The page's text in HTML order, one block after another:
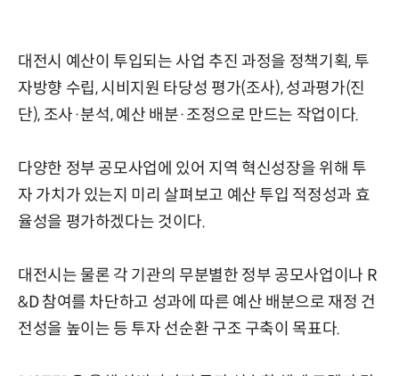
대전시 예산이 투입되는 사업 추진 과정을 정책기획, 투
자방향 수립, 시비지원 타당성 평가(조사), 성과평가(진
단), 조사·분석, 예산 배분·조정으로 만드는 작업이다.
다양한 정부 공모사업에 있어 지역 혁신성장을 위해 투
자 가치가 있는지 미리 살펴보고 예산 투입 적정성과 효
율성을 평가하겠다는 것이다.
대전시는 물론 각 기관의 무분별한 정부 공모사업이나 R
&D 참여를 차단하고 성과에 따른 예산 배분으로 재정 건
전성을 높이는 등 투자 선순환 구조 구축이 목표다.